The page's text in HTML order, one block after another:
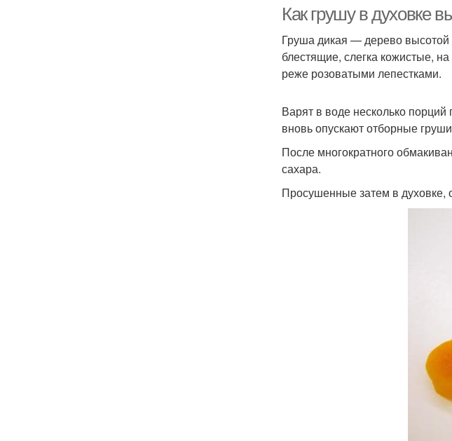
Консервированные
груши
Уход за грушей
Как грушу в духовке
Груша дикая — дерево высотой
блестящие, слегка кожистые,
реже розоватыми лепестками.
Варят в воде несколько
вновь опускают отборные
После многократного
сахара.
Просушенные затем в духовке,